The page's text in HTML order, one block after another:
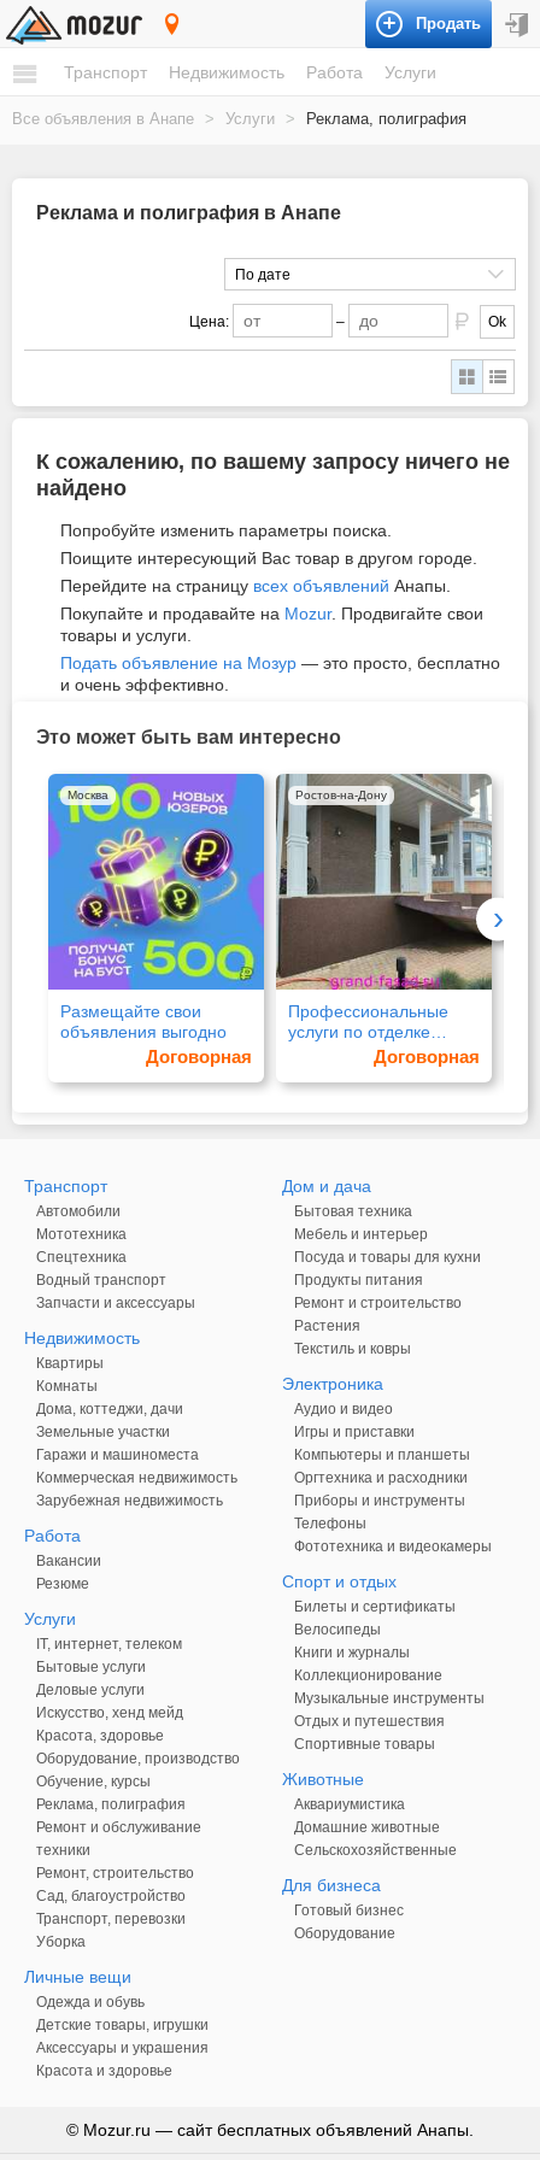
Продать
Транспорт Недвижимость Работа Услуги
Все объявления в Анапе > Услуги > Реклама, полиграфия
Реклама и полиграфия в Анапе
По дате
Цена: – Ok
К сожалению, по вашему запросу ничего не
найдено
Попробуйте изменить параметры поиска.
Поищите интересующий Вас товар в другом городе.
Перейдите на страницу всех объявлений Анапы.
Покупайте и продавайте на Mozur. Продвигайте свои
товары и услуги.
Подать объявление на Мозур — это просто, бесплатно
и очень эффективно.
Это может быть вам интересно
Размещайте свои
объявления выгодно
Договорная
Москва
Профессиональные
услуги по отделке
Договорная
Ростов-на-Дону
›
Транспорт
Автомобили
Мототехника
Спецтехника
Водный транспорт
Запчасти и аксессуары
Недвижимость
Квартиры
Комнаты
Дома, коттеджи, дачи
Земельные участки
Гаражи и машиноместа
Коммерческая недвижимость
Зарубежная недвижимость
Работа
Вакансии
Резюме
Услуги
IT, интернет, телеком
Бытовые услуги
Деловые услуги
Искусство, хенд мейд
Красота, здоровье
Оборудование, производство
Обучение, курсы
Реклама, полиграфия
Ремонт и обслуживание
техники
Ремонт, строительство
Сад, благоустройство
Транспорт, перевозки
Уборка
Личные вещи
Одежда и обувь
Детские товары, игрушки
Аксессуары и украшения
Красота и здоровье
Дом и дача
Бытовая техника
Мебель и интерьер
Посуда и товары для кухни
Продукты питания
Ремонт и строительство
Растения
Текстиль и ковры
Электроника
Аудио и видео
Игры и приставки
Компьютеры и планшеты
Оргтехника и расходники
Приборы и инструменты
Телефоны
Фототехника и видеокамеры
Спорт и отдых
Билеты и сертификаты
Велосипеды
Книги и журналы
Коллекционирование
Музыкальные инструменты
Отдых и путешествия
Спортивные товары
Животные
Аквариумистика
Домашние животные
Сельскохозяйственные
Для бизнеса
Готовый бизнес
Оборудование
© Mozur.ru — сайт бесплатных объявлений Анапы.